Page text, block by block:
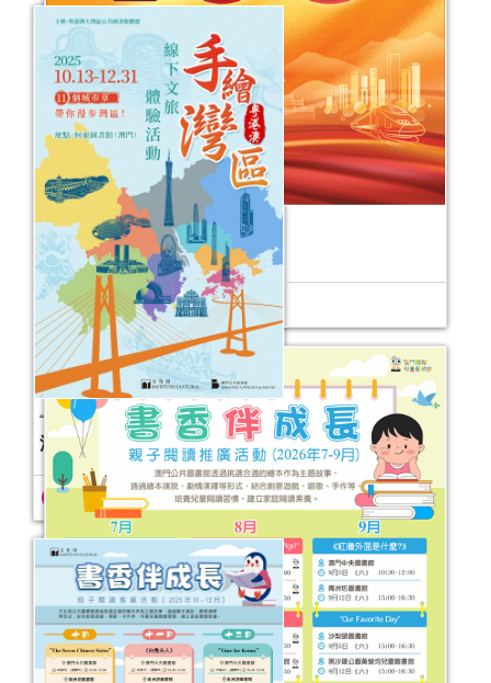
中國共產黨成立105周年主題書展
活動日期：2026年07月10日
國學傳承——澳門何東藏書樓及香港學海
活動日期：2025年12月13日